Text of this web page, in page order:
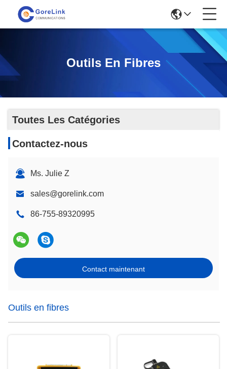
Outils En Fibres
Toutes Les Catégories
Contactez-nous
Ms. Julie Z
sales@gorelink.com
86-755-89320995
Contact maintenant
Outils en fibres